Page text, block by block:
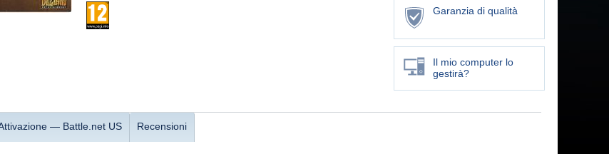
Garanzia di qualità
Il mio computer lo
gestirà?
— Battle.net US Recensioni